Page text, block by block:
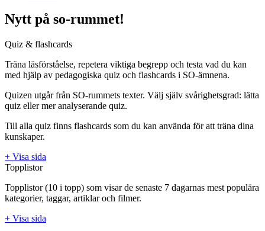
Nytt på so-rummet!
Quiz & flashcards
Träna läsförståelse, repetera viktiga begrepp och testa vad du kan
med hjälp av pedagogiska quiz och flashcards i SO-ämnena.
Quizen utgår från SO-rummets texter. Välj själv svårighetsgrad: lätta
quiz eller mer analyserande quiz.
Till alla quiz finns flashcards som du kan använda för att träna dina
kunskaper.
+ Visa sida
Topplistor
Topplistor (10 i topp) som visar de senaste 7 dagarnas mest populära
kategorier, taggar, artiklar och filmer.
+ Visa sida